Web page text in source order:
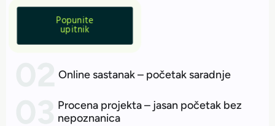
Popunite
upitnik
Online sastanak – početak saradnje
Procena projekta – jasan početak bez
nepoznanica